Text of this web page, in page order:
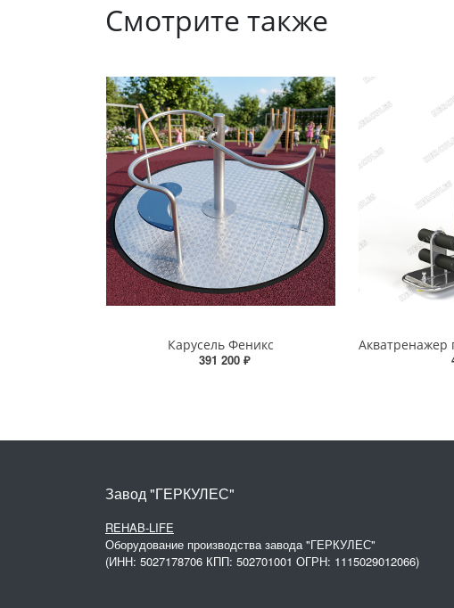
Смотрите также
Карусель Феникс
391 200 ₽
Завод "ГЕРКУЛЕС"
REHAB-LIFE
Оборудование производства завода "ГЕРКУЛЕС"
(ИНН: 5027178706 КПП: 502701001 ОГРН: 1115029012066)